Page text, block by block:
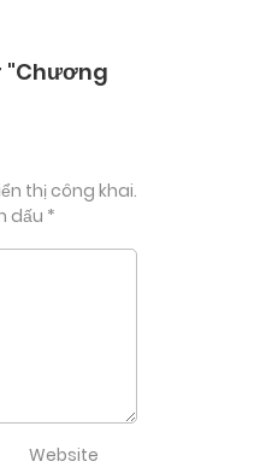
thị công khai.
dấu *
Website